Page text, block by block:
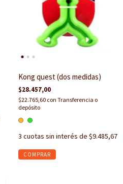
Kong quest (dos medidas)
$28.457,00
$22.765,60 con Transferencia o
depósito
3 cuotas sin interés de $9.485,67
COMPRAR